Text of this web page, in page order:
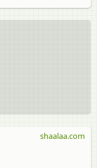
shaalaa.com